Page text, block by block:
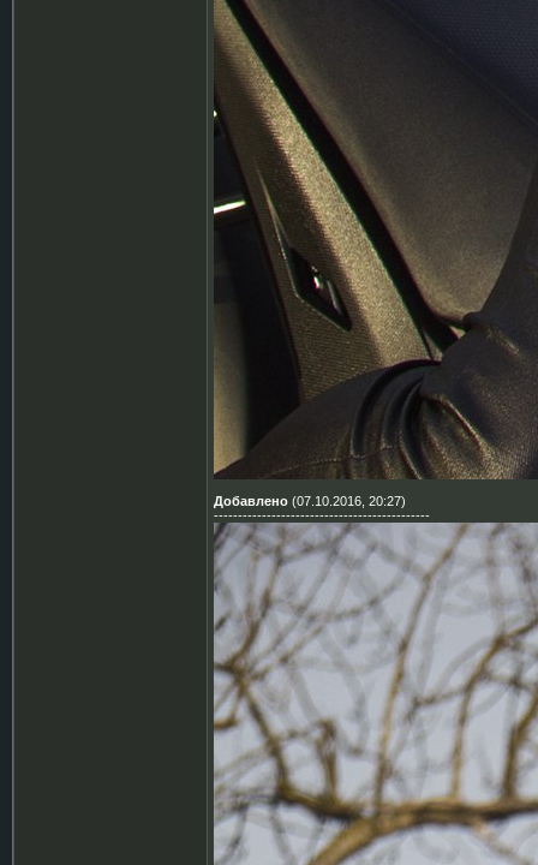
Добавлено (07.10.2016, 20:27)
---------------------------------------------